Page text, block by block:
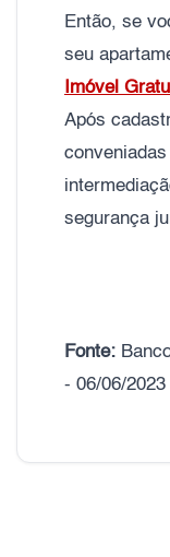
Então, se
seu
Imóvel
Após
segurança
Fonte:
- 06/06/2023